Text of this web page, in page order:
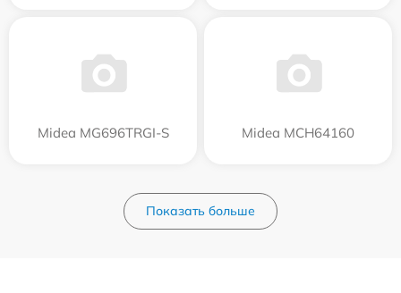
Midea MG696TRGI-S Midea MCH64160
Показать больше